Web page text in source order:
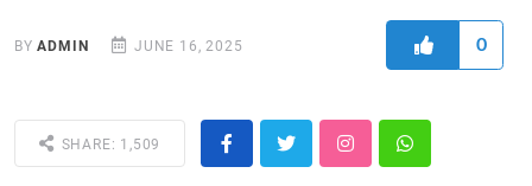
BYADMIN JUNE 16, 2025 0
SHARE: 1,509